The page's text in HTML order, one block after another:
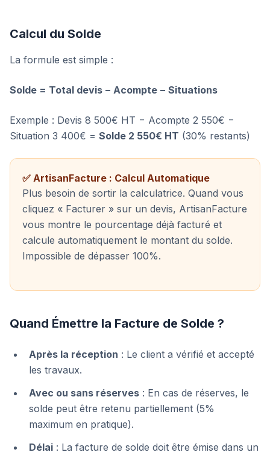
Calcul du Solde
La formule est simple :
Solde = Total devis − Acompte − Situations
Exemple : Devis 8 500€ HT − Acompte 2 550€ −
Situation 3 400€ = Solde 2 550€ HT (30% restants)
✅ ArtisanFacture : Calcul Automatique
Plus besoin de sortir la calculatrice. Quand vous
cliquez « Facturer » sur un devis, ArtisanFacture
vous montre le pourcentage déjà facturé et
calcule automatiquement le montant du solde.
Impossible de dépasser 100%.
Quand Émettre la Facture de Solde ?
Après la réception : Le client a vérifié et accepté
les travaux.
Avec ou sans réserves : En cas de réserves, le
solde peut être retenu partiellement (5%
maximum en pratique).
Délai : La facture de solde doit être émise dans un